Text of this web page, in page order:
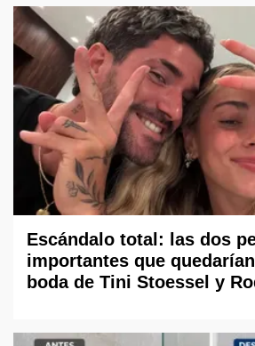
Escándalo total: las dos
importantes que
boda de Tini Stoessel y